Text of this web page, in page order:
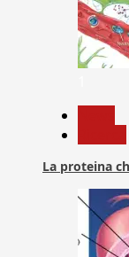
La proteina